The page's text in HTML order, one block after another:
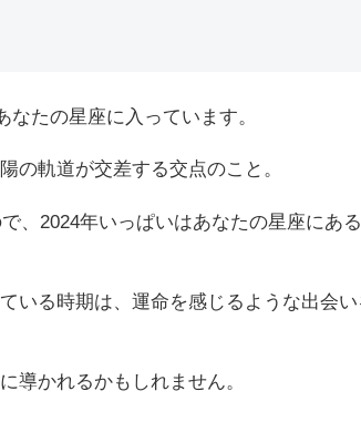
たの星座に入っています。
の軌道が交差する交点のこと。
、2024年いっぱいはあなたの星座にあ
いる時期は、運命を感じるような出会
導かれるかもしれません。